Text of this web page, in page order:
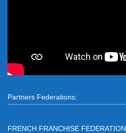
Partners Federations:
FRENCH FRANCHISE FEDERATION